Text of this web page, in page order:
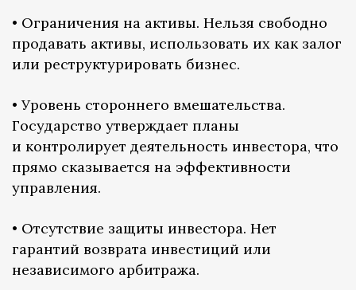
• Ограничения на активы. Нельзя свободно
продавать активы, использовать их как залог
или реструктурировать бизнес.
• Уровень стороннего вмешательства.
Государство утверждает планы
и контролирует деятельность инвестора, что
прямо сказывается на эффективности
управления.
• Отсутствие защиты инвестора. Нет
гарантий возврата инвестиций или
независимого арбитража.